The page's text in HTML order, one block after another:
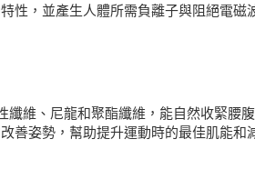
性，並產生人體所需負離子與阻絕電磁
纖維、尼龍和聚酯纖維，能自然收緊腰
善姿勢，幫助提升運動時的最佳肌能和